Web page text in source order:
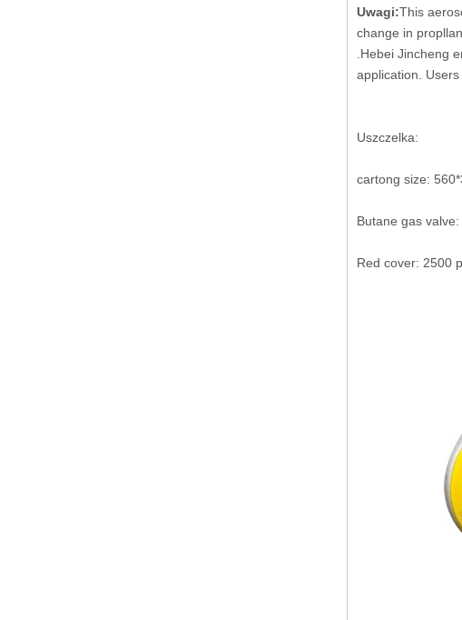
Uwagi:This
change in
.Hebei Jincheng
application.
Uszczelka:
cartong size:
Butane gas
Red cover: 2500